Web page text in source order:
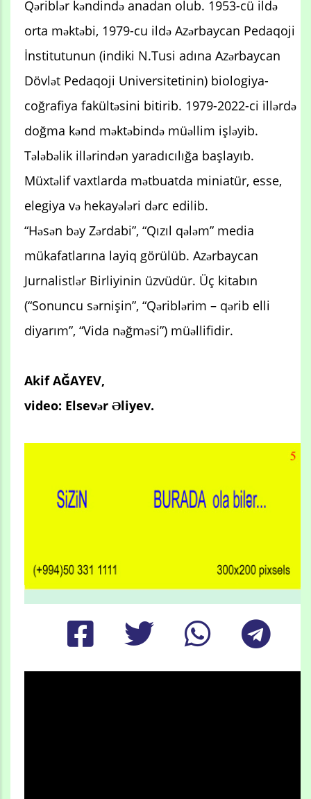
Qəriblər kəndində anadan olub. 1953-cü ildə
orta məktəbi, 1979-cu ildə Azərbaycan Pedaqoji
İnstitutunun (indiki N.Tusi adına Azərbaycan
Dövlət Pedaqoji Universitetinin) biologiya-
coğrafiya fakültəsini bitirib. 1979-2022-ci illərdə
doğma kənd məktəbində müəllim işləyib.
Tələbəlik illərindən yaradıcılığa başlayıb.
Müxtəlif vaxtlarda mətbuatda miniatür, esse,
elegiya və hekayələri dərc edilib.
“Həsən bəy Zərdabi”, “Qızıl qələm” media
mükafatlarına layiq görülüb. Azərbaycan
Jurnalistlər Birliyinin üzvüdür. Üç kitabın
(“Sonuncu sərnişin”, “Qəriblərim – qərib elli
diyarım”, “Vida nəğməsi”) müəllifidir.
Akif AĞAYEV,
video: Elsevər Əliyev.